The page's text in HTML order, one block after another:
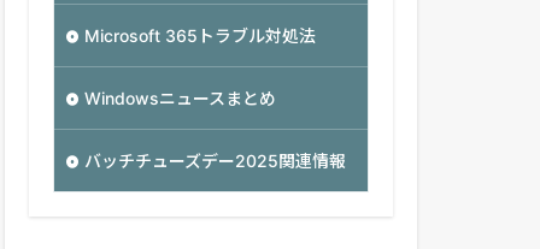
Microsoft 365トラブル対処法
Windowsニュースまとめ
バッチチューズデー2025関連情報